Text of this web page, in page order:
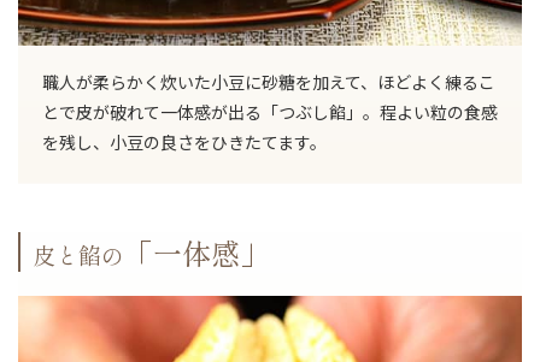
職人が柔らかく炊いた小豆に砂糖を加えて、ほどよく練るこ
とで皮が破れて一体感が出る「つぶし餡」。程よい粒の食感
を残し、小豆の良さをひきたてます。
皮と餡の 「一体感」